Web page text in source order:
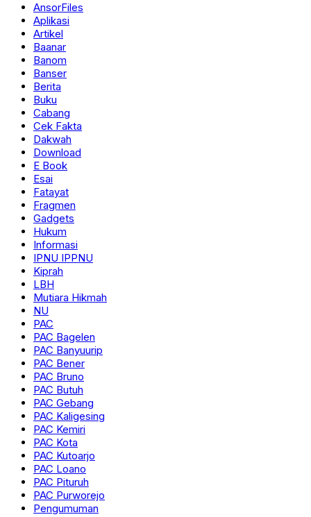
AnsorFiles
Aplikasi
Artikel
Baanar
Banom
Banser
Berita
Buku
Cabang
Cek Fakta
Dakwah
Download
E Book
Esai
Fatayat
Fragmen
Gadgets
Hukum
Informasi
IPNU IPPNU
Kiprah
LBH
Mutiara Hikmah
NU
PAC
PAC Bagelen
PAC Banyuurip
PAC Bener
PAC Bruno
PAC Butuh
PAC Gebang
PAC Kaligesing
PAC Kemiri
PAC Kota
PAC Kutoarjo
PAC Loano
PAC Pituruh
PAC Purworejo
Pengumuman